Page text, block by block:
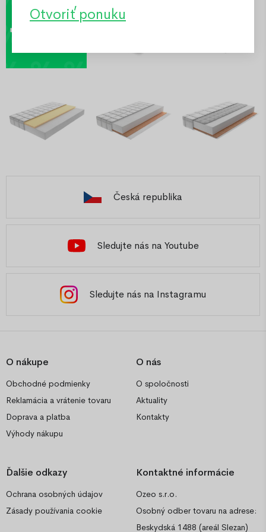
Otvoriť ponuku
Česká republika
Sledujte nás na Youtube
Sledujte nás na Instagramu
O nákupe
Obchodné podmienky
Reklamácia a vrátenie tovaru
Doprava a platba
Výhody nákupu
O nás
O spoločnosti
Aktuality
Kontakty
Ďalšie odkazy
Ochrana osobných údajov
Zásady používania cookie
Kontaktné informácie
Ozeo s.r.o.
Osobný odber tovaru na adrese:
Beskydská 1488 (areál Slezan)